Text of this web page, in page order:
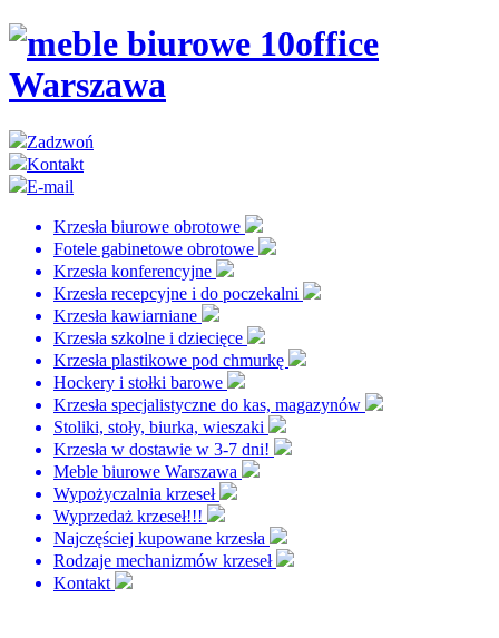
Zadzwoń
Kontakt
E-mail
Krzesła biurowe obrotowe
Fotele gabinetowe obrotowe
Krzesła konferencyjne
Krzesła recepcyjne i do poczekalni
Krzesła kawiarniane
Krzesła szkolne i dziecięce
Krzesła plastikowe pod chmurkę
Hockery i stołki barowe
Krzesła specjalistyczne do kas, magazynów
Stoliki, stoły, biurka, wieszaki
Krzesła w dostawie w 3-7 dni!
Meble biurowe Warszawa
Wypożyczalnia krzeseł
Wyprzedaż krzeseł!!!
Najczęściej kupowane krzesła
Rodzaje mechanizmów krzeseł
Kontakt